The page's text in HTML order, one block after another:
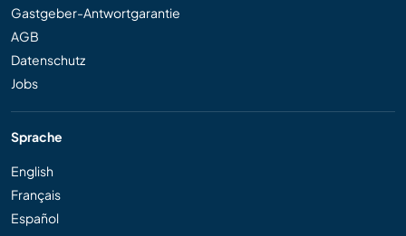
Gastgeber-Antwortgarantie
AGB
Datenschutz
Jobs
Sprache
English
Français
Español